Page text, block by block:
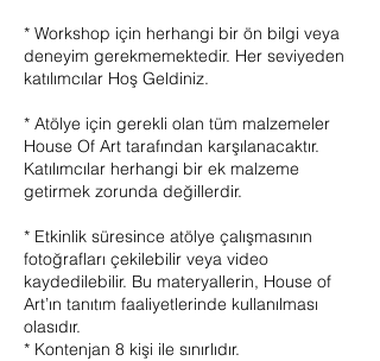
* Workshop için herhangi bir ön bilgi veya
deneyim gerekmemektedir. Her seviyeden
katılımcılar Hoş Geldiniz.
* Atölye için gerekli olan tüm malzemeler
House Of Art tarafından karşılanacaktır.
Katılımcılar herhangi bir ek malzeme
getirmek zorunda değillerdir.
* Etkinlik süresince atölye çalışmasının
fotoğrafları çekilebilir veya video
kaydedilebilir. Bu materyallerin, House of
Art’ın tanıtım faaliyetlerinde kullanılması
olasıdır.
* Kontenjan 8 kişi ile sınırlıdır.